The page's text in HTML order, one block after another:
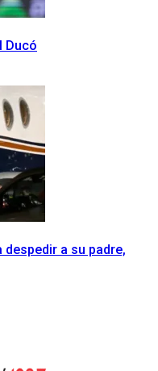
Ducó
a su padre,